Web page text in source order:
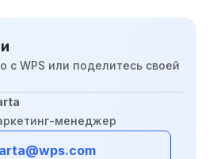
с WPS или поделитесь своей
менеджер